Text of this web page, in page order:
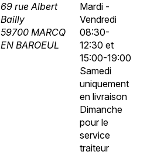
69 rue Albert
Bailly
59700 MARCQ
EN BAROEUL
Mardi -
Vendredi
08:30-
12:30 et
15:00-19:00
Samedi
uniquement
en livraison
Dimanche
pour le
service
traiteur